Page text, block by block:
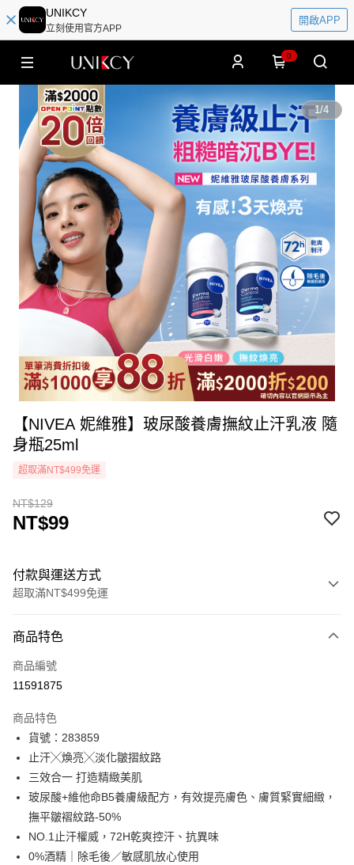
UNIKCY
立刻使用官方APP
開啟APP
0
1/4
【NIVEA 妮維雅】玻尿酸養膚撫紋止汗乳液 隨
身瓶25ml
超取滿NT$499免運
NT$129
NT$99
付款與運送方式
超取滿NT$499免運
icash Pay
信用卡一次付款
LINE Pay
Apple Pay
街口支付
悠遊付
Google Pay
商品特色
商品編號
11591875
商品特色
貨號：283859
止汗╳煥亮╳淡化皺摺紋路
三效合一 打造精緻美肌
玻尿酸+維他命B5養膚級配方，有效提亮膚色、膚質緊實細緻，
撫平皺褶紋路-50%
NO.1止汗權威，72H乾爽控汗、抗異味
0%酒精｜除毛後／敏感肌放心使用